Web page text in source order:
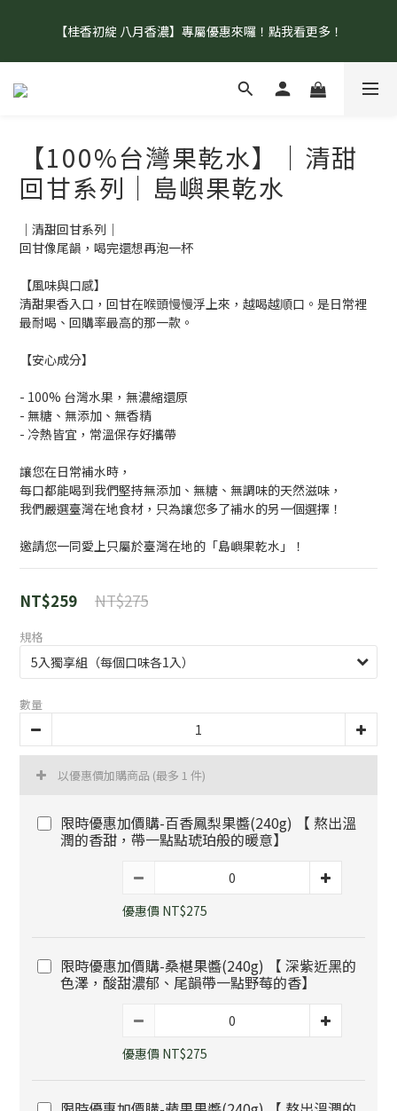
【盛夏補水 生活指南】登山、野餐、郊遊、日常補水首選！
【桂香初綻 八月香濃】專屬優惠來囉！點我看更多！
【官網單筆消費滿 $1500 即享免運！】  【加入會員再享首購禮9
【盛夏補水 生活指南】登山、野餐、郊遊、日常補水首選！
【100%台灣果乾水】│清甜
回甘系列│島嶼果乾水
｜清甜回甘系列｜
回甘像尾韻，喝完還想再泡一杯
【風味與口感】
清甜果香入口，回甘在喉頭慢慢浮上來，越喝越順口。是日常裡
最耐喝、回購率最高的那一款。
【安心成分】
- 100% 台灣水果，無濃縮還原
- 無糖、無添加、無香精
- 冷熱皆宜，常溫保存好攜帶
讓您在日常補水時，
每口都能喝到我們堅持無添加、無糖、無調味的天然滋味，
我們嚴選臺灣在地食材，只為讓您多了補水的另一個選擇！
邀請您一同愛上只屬於臺灣在地的「島嶼果乾水」！
NT$275
NT$259
規格
數量
以優惠價加購商品 (最多 1 件)
限時優惠加價購-百香鳳梨果醬(240g) 【 熬出溫
潤的香甜，帶一點點琥珀般的暖意】
優惠價 NT$275
限時優惠加價購-桑椹果醬(240g) 【 深紫近黑的
色澤，酸甜濃郁、尾韻帶一點野莓的香】
優惠價 NT$275